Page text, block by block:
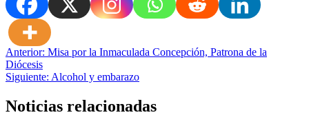
Navegación
de
Anterior: Misa por la Inmaculada Concepción, Patrona de la
Diócesis
Siguiente: Alcohol y embarazo
Noticias relacionadas